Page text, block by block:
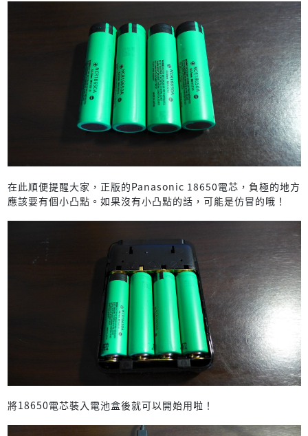
在此順便提醒大家，正版的Panasonic 18650電芯，負極的地方
應該要有個小凸點。如果沒有小凸點的話，可能是仿冒的哦！
將18650電芯裝入電池盒後就可以開始用啦！